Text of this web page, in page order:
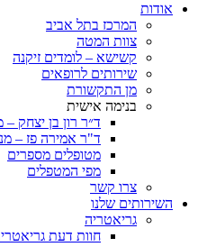
המרכז בתל אביב
צוות המטה
קשישא – לומדים זיקנה
שירותים לרופאים
מן התקשורת
בנימה אישית
ד״ר רון בן יצחק – מנהל רפואי
ד"ר אמירה פז – מנכ"ל
מטופלים מספרים
מפי המטפלים
שלנו
גריאטריה
חוות דעת גריאטרית